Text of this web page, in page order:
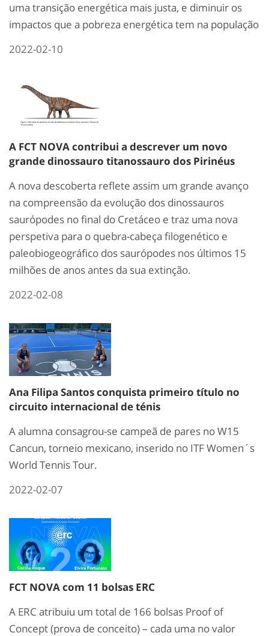
uma transição energética mais justa, e diminuir os
impactos que a pobreza energética tem na população
2022-02-10
A FCT NOVA contribui a descrever um novo
grande dinossauro titanossauro dos Pirinéus
A nova descoberta reflete assim um grande avanço
na compreensão da evolução dos dinossauros
saurópodes no final do Cretáceo e traz uma nova
perspetiva para o quebra-cabeça filogenético e
paleobiogeográfico dos saurópodes nos últimos 15
milhões de anos antes da sua extinção.
2022-02-08
Ana Filipa Santos conquista primeiro título no
circuito internacional de ténis
A alumna consagrou-se campeã de pares no W15
Cancun, torneio mexicano, inserido no ITF Women´s
World Tennis Tour.
2022-02-07
FCT NOVA com 11 bolsas ERC
A ERC atribuiu um total de 166 bolsas Proof of
Concept (prova de conceito) – cada uma no valor